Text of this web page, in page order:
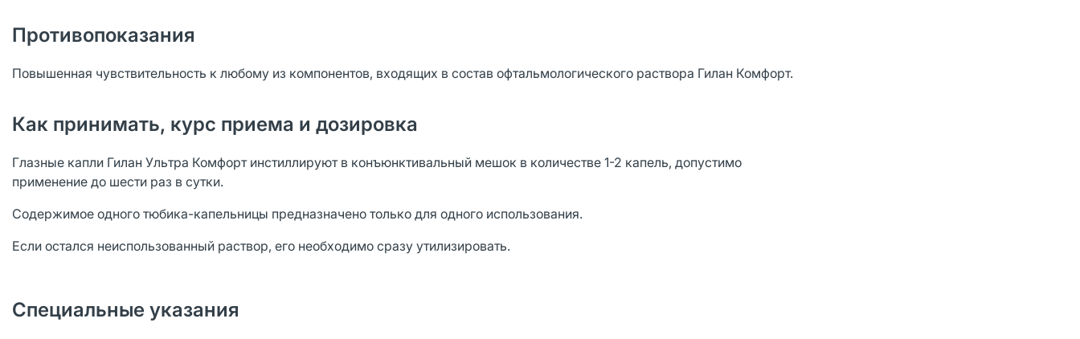
Противопоказания
Повышенная чувствительность к любому из компонентов, входящих в состав офтальмологического раствора Гилан Комфорт.
Как принимать, курс приема и дозировка
Глазные капли Гилан Ультра Комфорт инстиллируют в конъюнктивальный мешок в количестве 1-2 капель, допустимо
применение до шести раз в сутки.
Содержимое одного тюбика-капельницы предназначено только для одного использования.
Если остался неиспользованный раствор, его необходимо сразу утилизировать.
Специальные указания